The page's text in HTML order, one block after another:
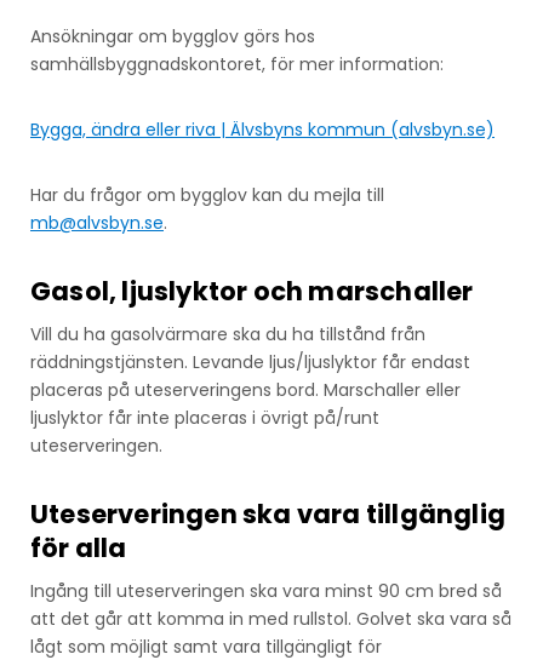
Ansökningar om bygglov görs hos
samhällsbyggnadskontoret, för mer information:
Bygga, ändra eller riva | Älvsbyns kommun (alvsbyn.se)
Har du frågor om bygglov kan du mejla till
mb@alvsbyn.se.
Gasol, ljuslyktor och marschaller
Vill du ha gasolvärmare ska du ha tillstånd från
räddningstjänsten. Levande ljus/ljuslyktor får endast
placeras på uteserveringens bord. Marschaller eller
ljuslyktor får inte placeras i övrigt på/runt
uteserveringen.
Uteserveringen ska vara tillgänglig
för alla
Ingång till uteserveringen ska vara minst 90 cm bred så
att det går att komma in med rullstol. Golvet ska vara så
lågt som möjligt samt vara tillgängligt för